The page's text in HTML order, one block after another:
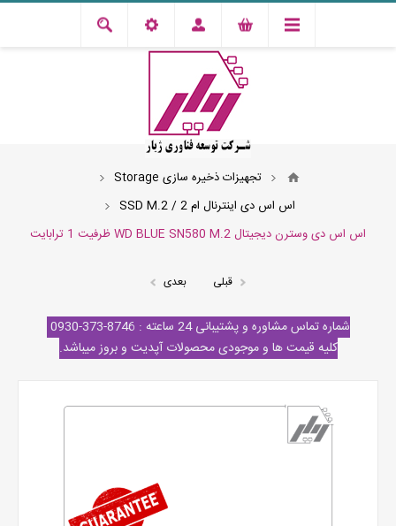
تجهیزات ذخیره سازی Storage
اس اس دی اینترنال ام 2 / SSD M.2
اس اس دی وسترن دیجیتال WD BLUE SN580 M.2 ظرفیت 1 ترابایت
قبلی بعدی
شماره تماس مشاوره و پشتیبانی 24 ساعته : 8746-373-0930
کلیه قیمت ها و موجودی محصولات آپدیت و بروز میباشد.